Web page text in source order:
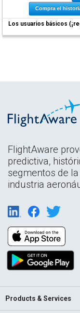
Compra el
Los usuarios básicos
FlightAware
predictiva,
segmentos de la
industria
Products & Services